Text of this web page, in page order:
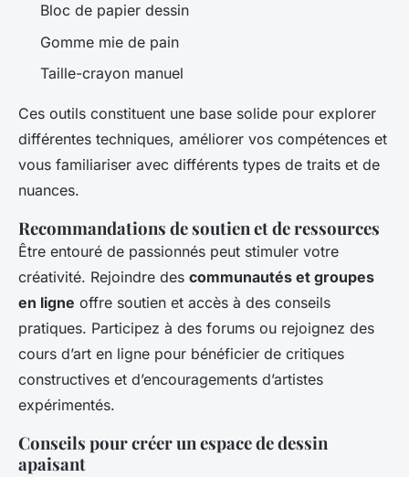
Bloc de papier dessin
Gomme mie de pain
Taille-crayon manuel
Ces outils constituent une base solide pour explorer
différentes techniques, améliorer vos compétences et
vous familiariser avec différents types de traits et de
nuances.
Recommandations de soutien et de ressources
Être entouré de passionnés peut stimuler votre
créativité. Rejoindre des communautés et groupes
en ligne offre soutien et accès à des conseils
pratiques. Participez à des forums ou rejoignez des
cours d’art en ligne pour bénéficier de critiques
constructives et d’encouragements d’artistes
expérimentés.
Conseils pour créer un espace de dessin
apaisant